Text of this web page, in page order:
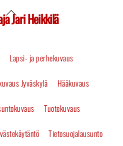
Back
Top
Jari Heikkilä
Lapsi- ja perhekuvaus
Jyväskylä Hääkuvaus
Tuotekuvaus
Tietosuojalausunto